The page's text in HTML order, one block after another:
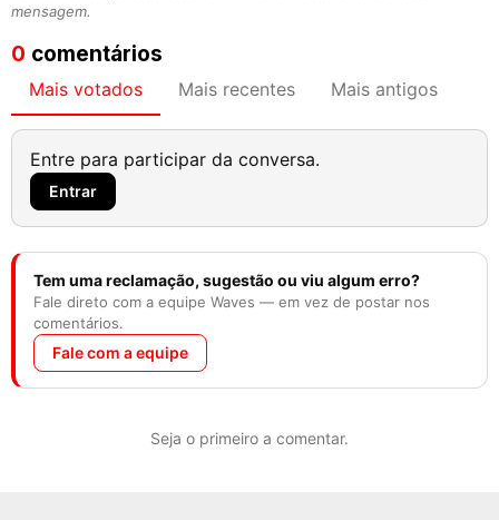
mensagem.
0 comentários
Mais votados Mais recentes Mais antigos
Entre para participar da conversa.
Entrar
Tem uma reclamação, sugestão ou viu algum erro?
Fale direto com a equipe Waves — em vez de postar nos
comentários.
Fale com a equipe
Seja o primeiro a comentar.